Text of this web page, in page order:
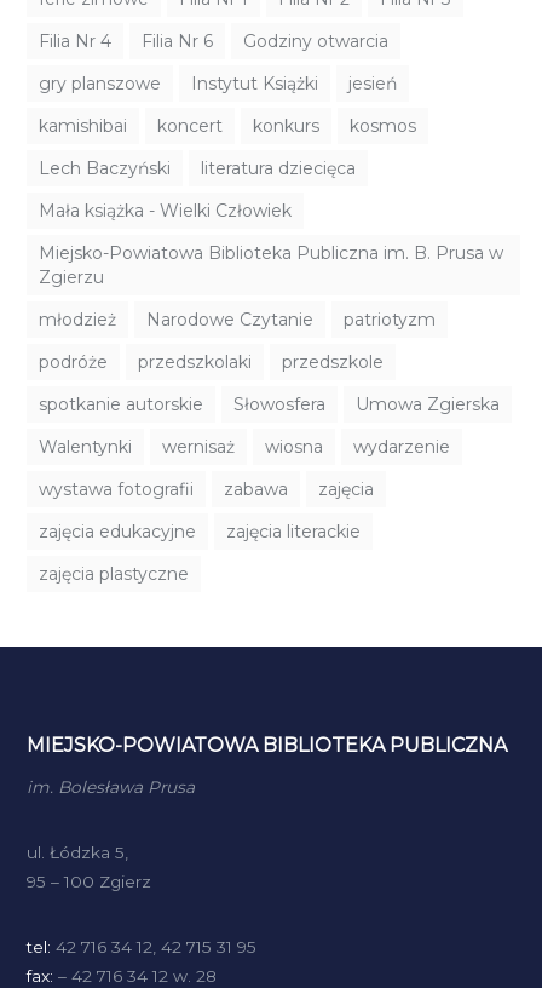
Filia Nr 4
Filia Nr 6
Godziny otwarcia
gry planszowe
Instytut Książki
jesień
kamishibai
koncert konkurs
kosmos
Lech Baczyński
literatura dziecięca
Mała książka - Wielki Człowiek
Miejsko-Powiatowa Biblioteka Publiczna im. B. Prusa w
Zgierzu
młodzież
Narodowe Czytanie
patriotyzm
podróże
przedszkolaki
przedszkole
spotkanie autorskie
Słowosfera
Umowa Zgierska
Walentynki
wernisaż wiosna
wydarzenie
wystawa fotografii
zabawa
zajęcia
zajęcia edukacyjne
zajęcia literackie
zajęcia plastyczne
MIEJSKO-POWIATOWA BIBLIOTEKA PUBLICZNA
im. Bolesława Prusa
ul. Łódzka 5,
95 – 100 Zgierz
tel: 42 716 34 12, 42 715 31 95
fax: – 42 716 34 12 w. 28